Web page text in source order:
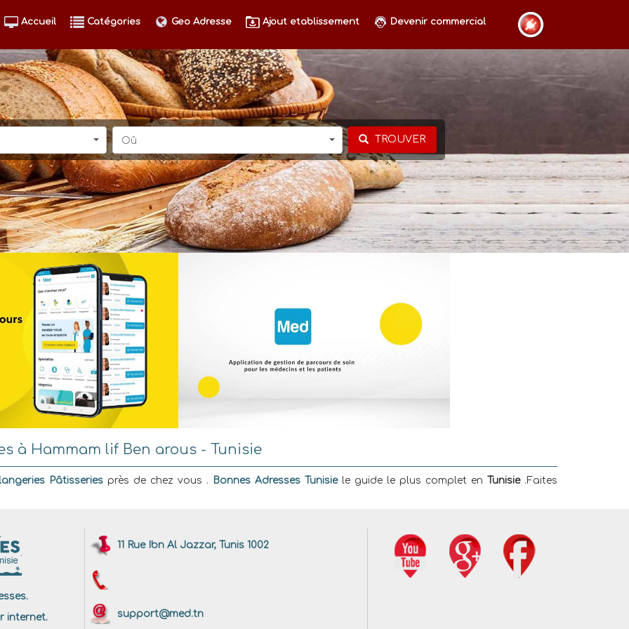
Accueil Catégories Geo Adresse Ajout etablissement Devenir commercial
Oû TROUVER
à Hammam lif Ben arous - Tunisie
Pâtisseries près de chez vous . Bonnes Adresses Tunisie le guide le plus complet en Tunisie.Faites
internet.
11 Rue Ibn Al Jazzar, Tunis 1002
support@med.tn